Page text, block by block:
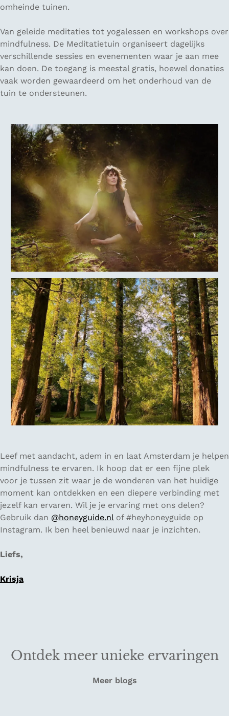
omheinde tuinen.
Van geleide meditaties tot yogalessen en workshops over
mindfulness. De Meditatietuin organiseert dagelijks
verschillende sessies en evenementen waar je aan mee
kan doen. De toegang is meestal gratis, hoewel donaties
vaak worden gewaardeerd om het onderhoud van de
tuin te ondersteunen.
Leef met aandacht, adem in en laat Amsterdam je helpen
mindfulness te ervaren. Ik hoop dat er een fijne plek
voor je tussen zit waar je de wonderen van het huidige
moment kan ontdekken en een diepere verbinding met
jezelf kan ervaren. Wil je je ervaring met ons delen?
Gebruik dan @honeyguide.nlof #heyhoneyguide op
Instagram. Ik ben heel benieuwd naar je inzichten.
Liefs,
Krisja
Ontdek meer unieke ervaringen
Meer blogs